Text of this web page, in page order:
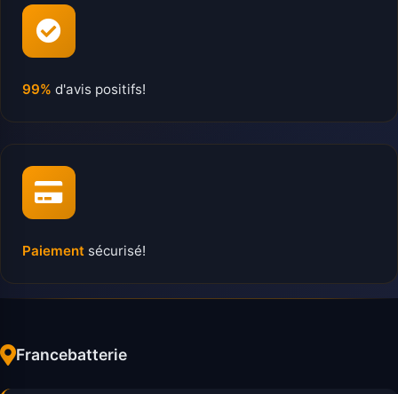
99% d'avis positifs!
Paiement sécurisé!
Francebatterie